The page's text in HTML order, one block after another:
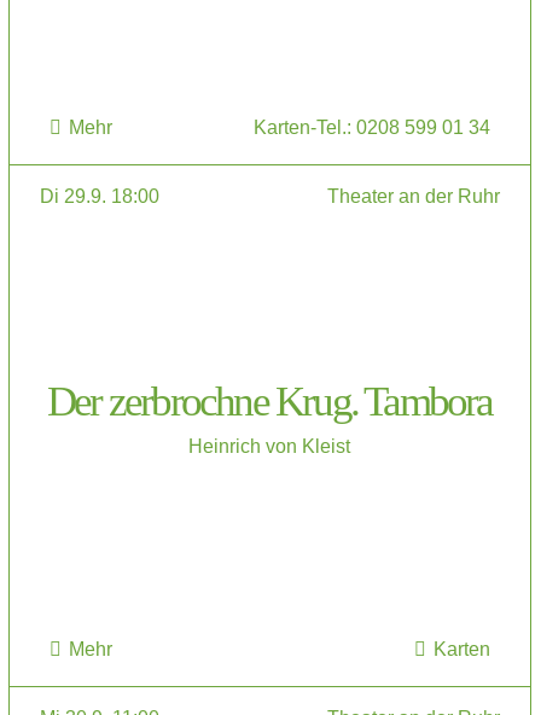
Mehr Karten-Tel.: 0208 599 01 34
Di 29.9. 18:00 Theater an der Ruhr
Der zerbrochne Krug. Tambora
Heinrich von Kleist
Mehr Karten